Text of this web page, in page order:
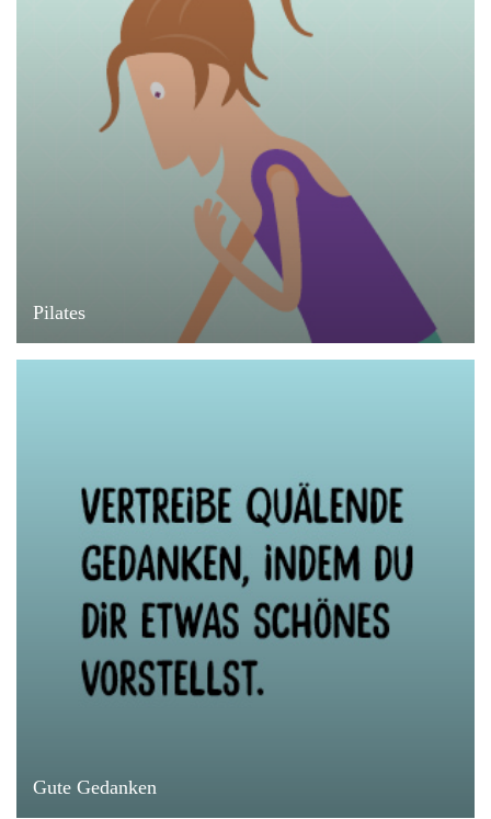
Pilates
Gute Gedanken